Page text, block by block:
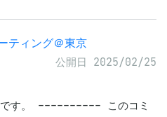
ティング＠東京
公開日 2025/02/25
粋です。 ---------- このコミ